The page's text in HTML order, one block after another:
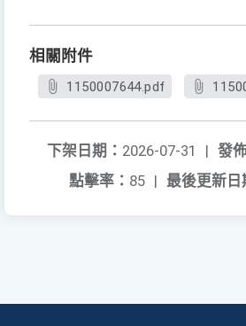
相關附件
1150007644.pdf
發
下架日期： 2026-07-31
|
最後更新日
點擊率： 85 |